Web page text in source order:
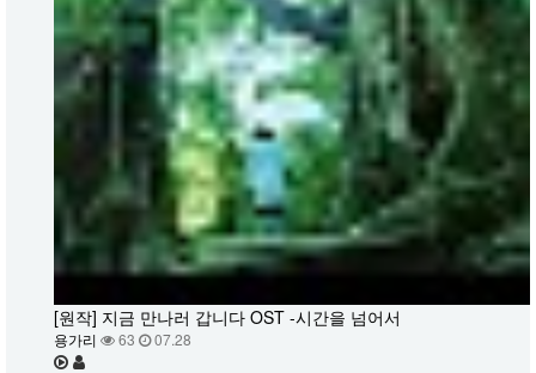
[원작] 지금 만나러 갑니다 OST -시간을 넘어서
용가리 63 07.28